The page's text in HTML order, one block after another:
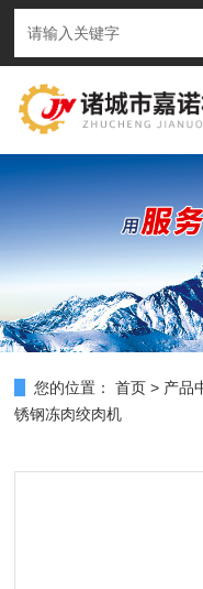
您的位置： 首页 > 产品
锈钢冻肉绞肉机